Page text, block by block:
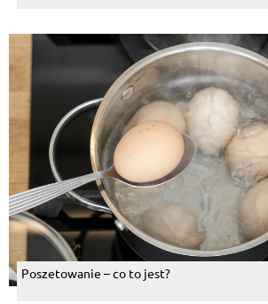
Poszetowanie – co to jest?